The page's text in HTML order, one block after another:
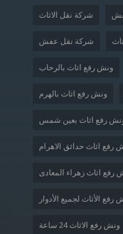
شركة نقل الاثاث
شركة نقل عفش
ونش رفع اثاث بالرحاب
ونش رفع اثاث بالهرم
رفع اثاث بعين شمس
رفع اثاث حدائق الاهرام
رفع اثاث زهراء المعادى
رفع الأثاث لجميع الأدوار
ونش رفع الاثاث 24 ساعة